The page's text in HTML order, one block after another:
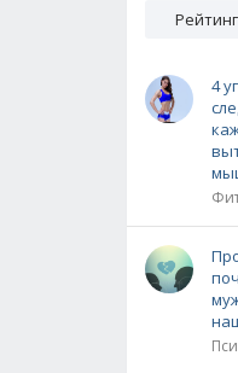
Рейтинг
4